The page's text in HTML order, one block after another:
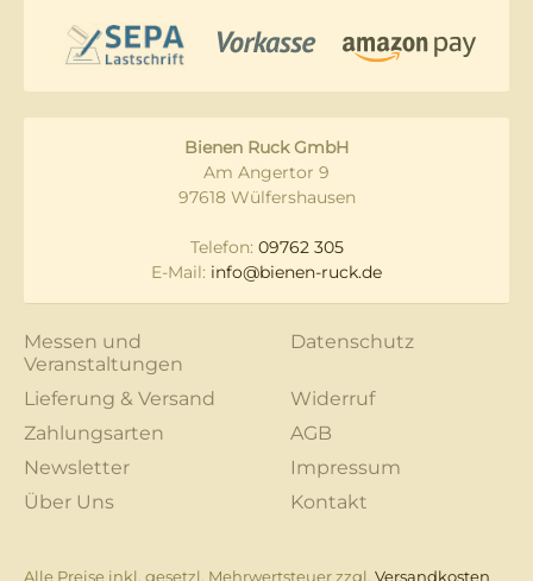
Bienen Ruck GmbH
Am Angertor 9
97618 Wülfershausen
Telefon: 09762 305
E-Mail: info@bienen-ruck.de
Messen und
Veranstaltungen
Datenschutz
Lieferung & Versand
Widerruf
Zahlungsarten
AGB
Newsletter
Impressum
Über Uns
Kontakt
Alle Preise inkl. gesetzl. Mehrwertsteuer zzgl. Versandkosten